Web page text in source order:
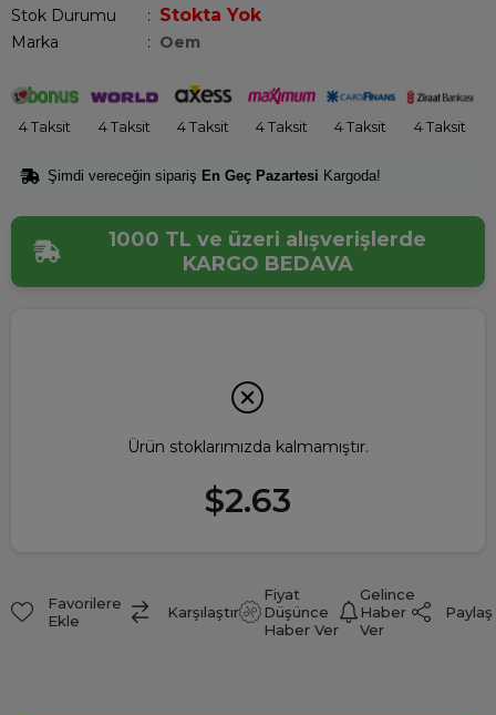
Stok Durumu : Stokta Yok
Marka : Oem
4 Taksit 4 Taksit 4 Taksit 4 Taksit 4 Taksit 4 Taksit
Şimdi vereceğin sipariş En Geç Pazartesi Kargoda!
1000 TL ve üzeri alışverişlerde
KARGO BEDAVA
Ürün stoklarımızda kalmamıştır.
$2.63
Favorilere
Ekle
Karşılaştır
Fiyat
Düşünce
Haber Ver
Gelince
Haber
Ver
Paylaş